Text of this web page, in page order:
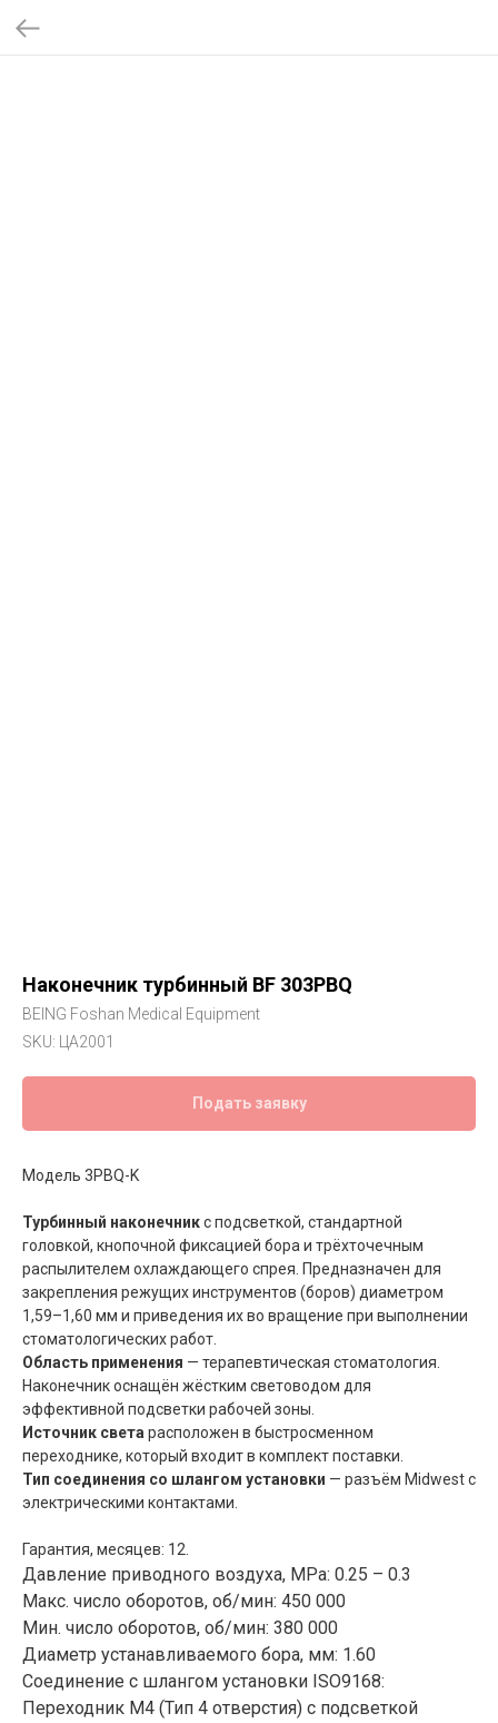
Наконечник турбинный BF 303PBQ
BEING Foshan Medical Equipment
SKU:
ЦА2001
Подать заявку
Модель 3PBQ-K
Турбинный наконечникс подсветкой, стандартной
головкой, кнопочной фиксацией бора и трёхточечным
распылителем охлаждающего спрея. Предназначен для
закрепления режущих инструментов (боров) диаметром
1,59–1,60 мм и приведения их во вращение при выполнении
стоматологических работ.
Область применения — терапевтическая стоматология.
Наконечник оснащён жёстким световодом для
эффективной подсветки рабочей зоны.
Источник светарасположен в быстросменном
переходнике, который входит в комплект поставки.
Тип соединения со шлангом установки — разъём Midwest с
электрическими контактами.
Гарантия, месяцев: 12.
Давление приводного воздуха, MРа: 0.25 – 0.3
Макс. число оборотов, об/мин: 450 000
Мин. число оборотов, об/мин: 380 000
Диаметр устанавливаемого бора, мм: 1.60
Соединение с шлангом установки ISO9168:
Переходник М4 (Тип 4 отверстия) с подсветкой